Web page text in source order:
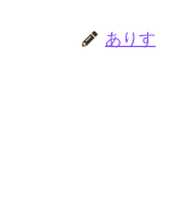
ありす